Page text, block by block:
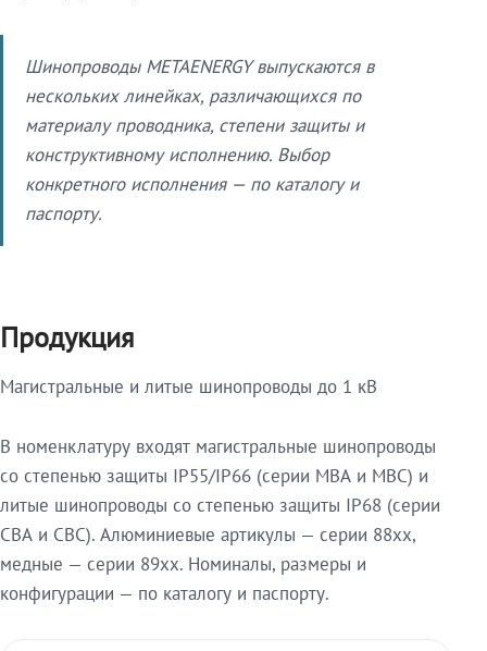
Шинопроводы METAENERGY выпускаются в
нескольких линейках, различающихся по
материалу проводника, степени защиты и
конструктивному исполнению. Выбор
конкретного исполнения — по каталогу и
паспорту.
Продукция
Магистральные и литые шинопроводы до 1 кВ
В номенклатуру входят магистральные шинопроводы
со степенью защиты IP55/IP66 (серии МВА и МВС) и
литые шинопроводы со степенью защиты IP68 (серии
СВА и СВС). Алюминиевые артикулы — серии 88xx,
медные — серии 89xx. Номиналы, размеры и
конфигурации — по каталогу и паспорту.